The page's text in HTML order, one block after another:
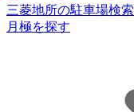
三菱地所の駐車場検索
月極を探す